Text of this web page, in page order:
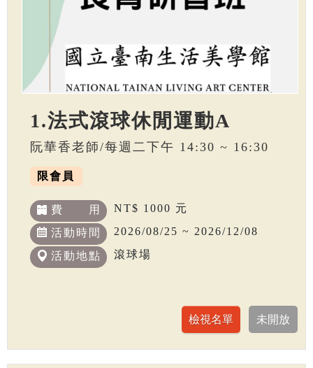
1.法式滾球休閒運動A
阮華香老師/每週二下午 14:30 ~ 16:30
限會員
費 用 NT$ 1000 元
活動時間 2026/08/25 ~ 2026/12/08
活動地點 滾球場